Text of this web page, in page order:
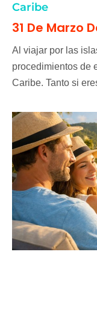
Caribe
31 De Marzo
Al viajar por las
procedimientos de
Caribe. Tanto si